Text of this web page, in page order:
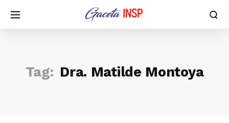
Tag: Dra. Matilde Montoya